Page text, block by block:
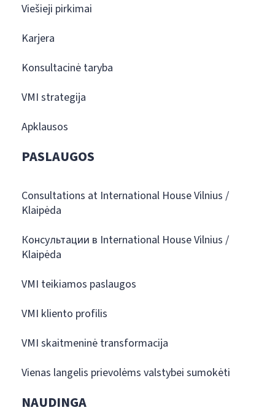
Viešieji pirkimai
Karjera
Konsultacinė taryba
VMI strategija
Apklausos
PASLAUGOS
Consultations at International House Vilnius /
Klaipėda
Консультации в International House Vilnius /
Klaipėda
VMI teikiamos paslaugos
VMI kliento profilis
VMI skaitmeninė transformacija
Vienas langelis prievolėms valstybei sumokėti
NAUDINGA